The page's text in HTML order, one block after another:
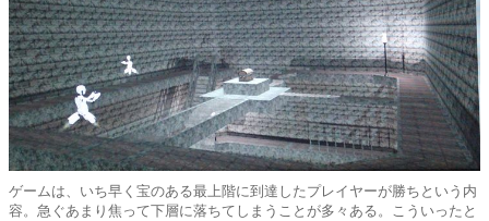
ゲームは、いち早く宝のある最上階に到達したプレイヤーが勝ちという内
容。急ぐあまり焦って下層に落ちてしまうことが多々ある。こういったと